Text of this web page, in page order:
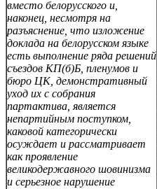
вместо белорусского и,
наконец, несмотря на
разъяснение, что изложение
доклада на белорусском языке
есть выполнение ряда решений
съездов КП(б)Б, пленумов и
бюро ЦК, демонстративный
уход их с собрания
партактива, является
непартийным поступком,
каковой категорически
осуждает и рассматривает
как проявление
великодержавного шовинизма
и серьезное нарушение